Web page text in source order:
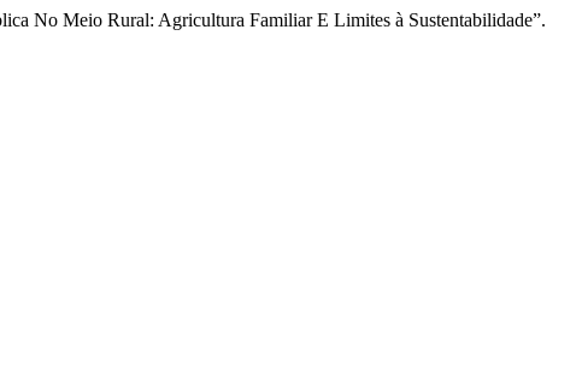
No Meio Rural: Agricultura Familiar E Limites à Sustentabilidade”.